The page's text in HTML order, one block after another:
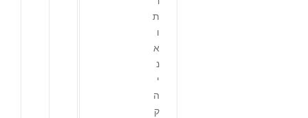
ת
ו
א
נ
י
ה
ק